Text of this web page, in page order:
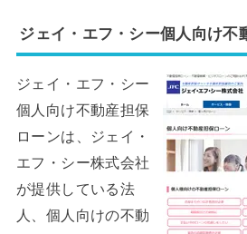
ジェイ・エフ・シー個人向け不
ジェイ・エフ・シー
個人向け不動産担保
ローンは、ジェイ・
エフ・シー株式会社
が提供している法
人、個人向けの不動